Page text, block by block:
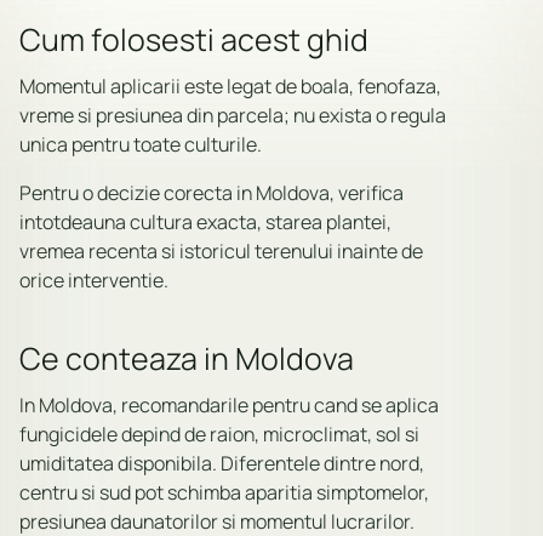
Cum folosesti acest ghid
Momentul aplicarii este legat de boala, fenofaza,
vreme si presiunea din parcela; nu exista o regula
unica pentru toate culturile.
Pentru o decizie corecta in Moldova, verifica
intotdeauna cultura exacta, starea plantei,
vremea recenta si istoricul terenului inainte de
orice interventie.
Ce conteaza in Moldova
In Moldova, recomandarile pentru cand se aplica
fungicidele depind de raion, microclimat, sol si
umiditatea disponibila. Diferentele dintre nord,
centru si sud pot schimba aparitia simptomelor,
presiunea daunatorilor si momentul lucrarilor.